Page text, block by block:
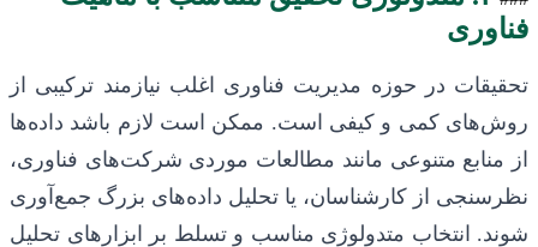
فناوری
تحقیقات در حوزه مدیریت فناوری اغلب نیازمند ترکیبی از
روش‌های کمی و کیفی است. ممکن است لازم باشد داده‌ها
از منابع متنوعی مانند مطالعات موردی شرکت‌های فناوری،
نظرسنجی از کارشناسان، یا تحلیل داده‌های بزرگ جمع‌آوری
شوند. انتخاب متدولوژی مناسب و تسلط بر ابزارهای تحلیل